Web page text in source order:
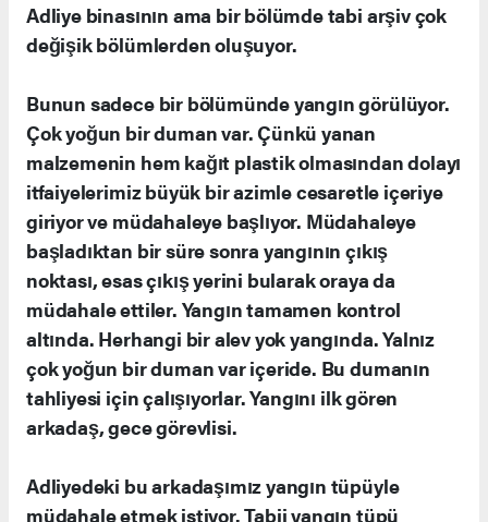
Adliye binasının ama bir bölümde tabi arşiv çok
değişik bölümlerden oluşuyor.
Bunun sadece bir bölümünde yangın görülüyor.
Çok yoğun bir duman var. Çünkü yanan
malzemenin hem kağıt plastik olmasından dolayı
itfaiyelerimiz büyük bir azimle cesaretle içeriye
giriyor ve müdahaleye başlıyor. Müdahaleye
başladıktan bir süre sonra yangının çıkış
noktası, esas çıkış yerini bularak oraya da
müdahale ettiler. Yangın tamamen kontrol
altında. Herhangi bir alev yok yangında. Yalnız
çok yoğun bir duman var içeride. Bu dumanın
tahliyesi için çalışıyorlar. Yangını ilk gören
arkadaş, gece görevlisi.
Adliyedeki bu arkadaşımız yangın tüpüyle
müdahale etmek istiyor. Tabii yangın tüpü